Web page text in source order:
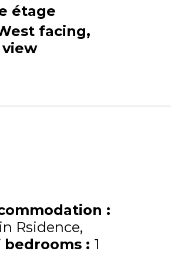
étage
facing
:
Rsidence
bedrooms : 1